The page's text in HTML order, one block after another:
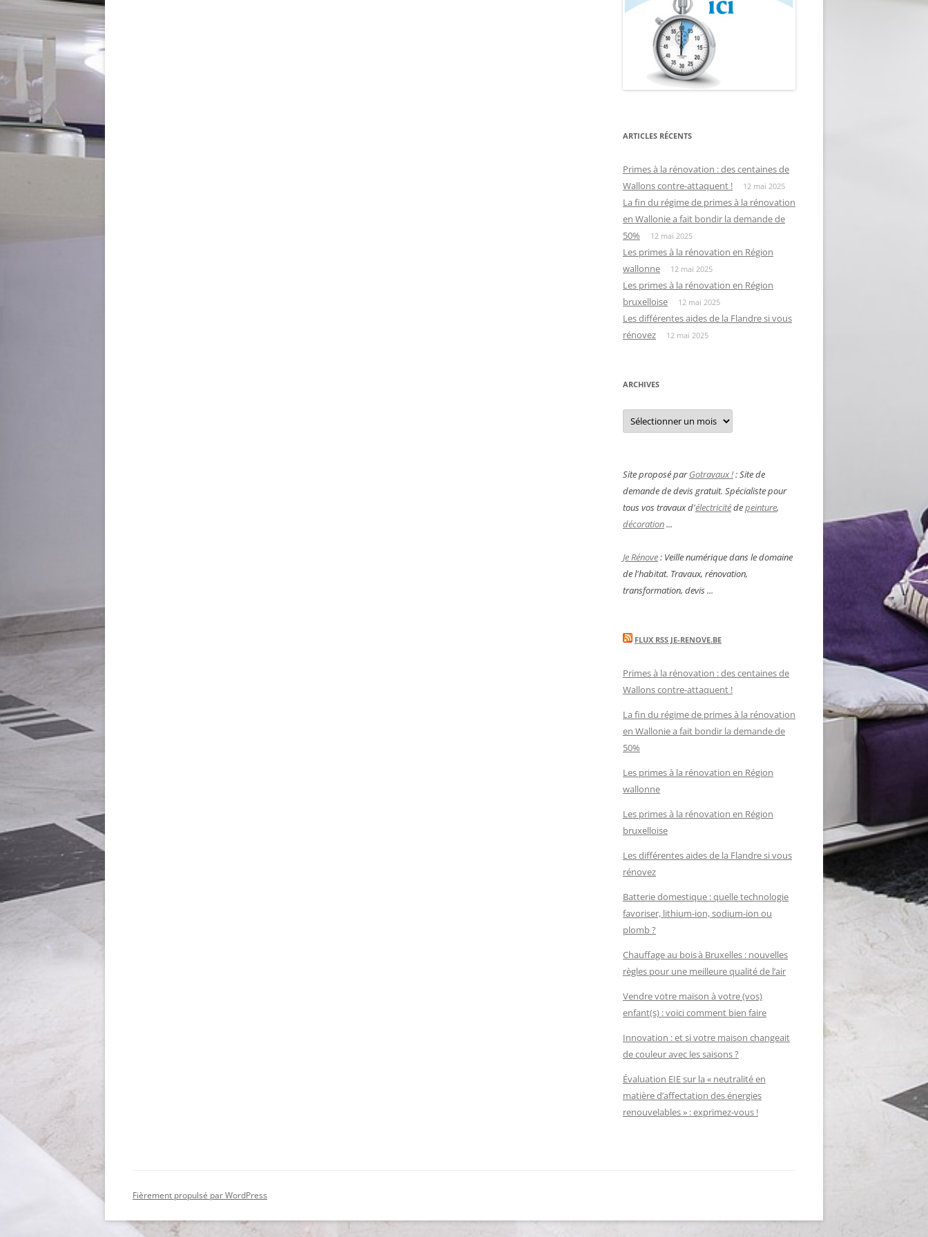
ARTICLES RÉCENTS
Primes à la rénovation : des centaines de
Wallons contre-attaquent !
12 mai 2025
La fin du régime de primes à la rénovation
en Wallonie a fait bondir la demande de
50%
12 mai 2025
Les primes à la rénovation en Région
wallonne
12 mai 2025
Les primes à la rénovation en Région
bruxelloise
12 mai 2025
Les différentes aides de la Flandre si vous
rénovez
12 mai 2025
ARCHIVES
Archives
Site proposé parGotravaux !: Site de
demande de devis gratuit. Spécialiste pour
tous vos travaux d'électricitédepeinture,
décoration...
Je Rénove: Veille numérique dans le domaine
de l'habitat. Travaux, rénovation,
transformation, devis ...
FLUX RSS JE-RENOVE.BE
Primes à la rénovation : des centaines de
Wallons contre-attaquent !
La fin du régime de primes à la rénovation
en Wallonie a fait bondir la demande de
50%
Les primes à la rénovation en Région
wallonne
Les primes à la rénovation en Région
bruxelloise
Les différentes aides de la Flandre si vous
rénovez
Batterie domestique : quelle technologie
favoriser, lithium-ion, sodium-ion ou
plomb ?
Chauffage au bois à Bruxelles : nouvelles
règles pour une meilleure qualité de l’air
Vendre votre maison à votre (vos)
enfant(s) : voici comment bien faire
Innovation : et si votre maison changeait
de couleur avec les saisons ?
Évaluation EIE sur la « neutralité en
matière d’affectation des énergies
renouvelables » : exprimez-vous !
Fièrement propulsé par WordPress